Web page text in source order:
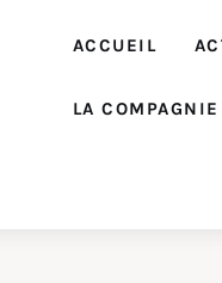
ACCUEIL
LA COMPAGNIE